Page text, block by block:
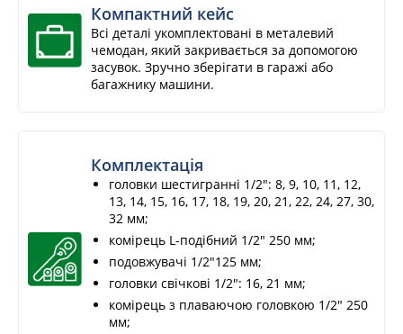
Компактний кейс
Всі деталі укомплектовані в металевий
чемодан, який закривається за допомогою
засувок. Зручно зберігати в гаражі або
багажнику машини.
Комплектація
головки шестигранні 1/2": 8, 9, 10, 11, 12,
13, 14, 15, 16, 17, 18, 19, 20, 21, 22, 24, 27, 30,
32 мм;
комірець L-подібний 1/2" 250 мм;
подовжувачі 1/2"125 мм;
головки свічкові 1/2": 16, 21 мм;
комірець з плаваючою головкою 1/2" 250
мм;